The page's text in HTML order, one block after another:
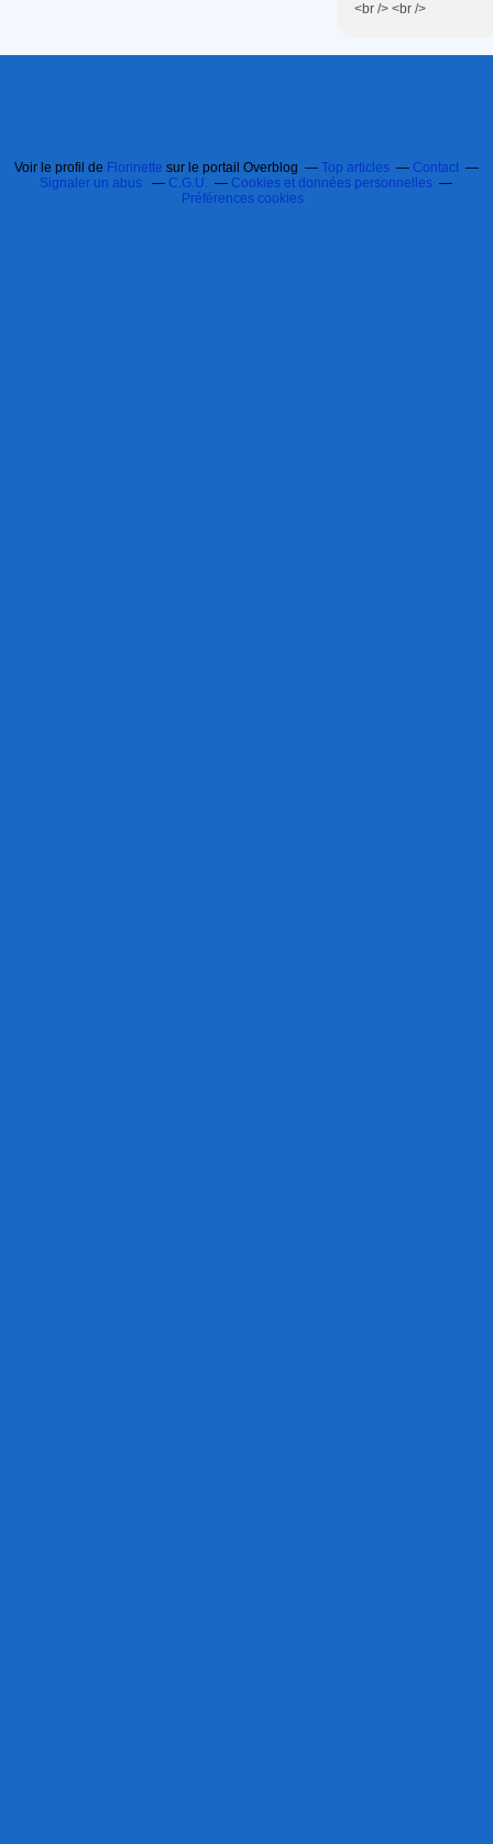
<br /> <br />
Voir le profil de Florinette sur le portail Overblog Top articles
Contact
Signaler un abus
C.G.U.
Cookies et données personnelles
Préférences cookies